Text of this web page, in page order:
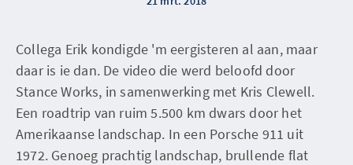
Collega Erik kondigde 'm eergisteren al aan, maar
daar is ie dan. De video die werd beloofd door
Stance Works, in samenwerking met Kris Clewell.
Een roadtrip van ruim 5.500 km dwars door het
Amerikaanse landschap. In een Porsche 911 uit
1972. Genoeg prachtig landschap, brullende flat